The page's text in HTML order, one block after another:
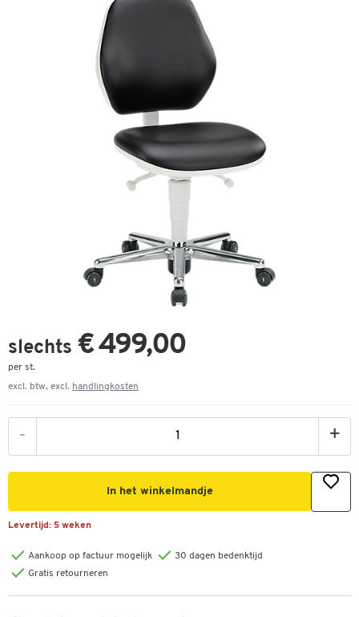
slechts € 499,00
per st.
excl. btw, excl. handlingkosten
- +
In het winkelmandje
Levertijd: 5 weken
Aankoop op factuur mogelijk
30 dagen bedenktijd
Gratis retourneren